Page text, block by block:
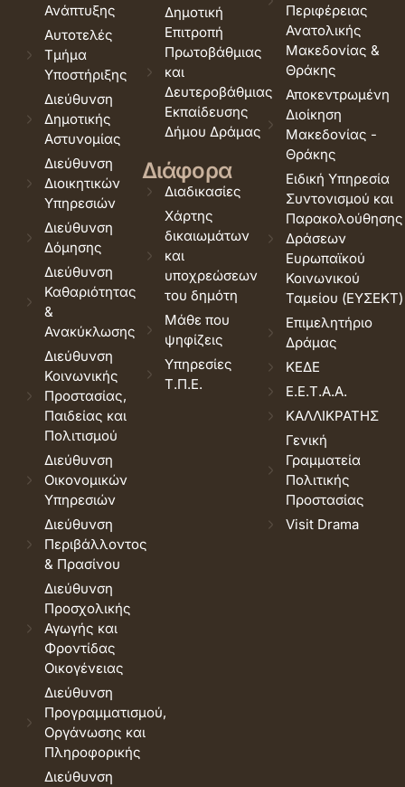
Ανάπτυξης
Αυτοτελές
Τμήμα
Υποστήριξης
Διεύθυνση
Δημοτικής
Αστυνομίας
Διεύθυνση
Διοικητικών
Υπηρεσιών
Διεύθυνση
Δόμησης
Διεύθυνση
Καθαριότητας
&
Ανακύκλωσης
Διεύθυνση
Κοινωνικής
Προστασίας,
Παιδείας και
Πολιτισμού
Διεύθυνση
Οικονομικών
Υπηρεσιών
Διεύθυνση
Περιβάλλοντος
& Πρασίνου
Διεύθυνση
Προσχολικής
Αγωγής και
Φροντίδας
Οικογένειας
Διεύθυνση
Προγραμματισμού,
Οργάνωσης και
Πληροφορικής
Διεύθυνση
Δημοτική
Επιτροπή
Πρωτοβάθμιας
και
Δευτεροβάθμιας
Εκπαίδευσης
Δήμου Δράμας
Διάφορα
Διαδικασίες
Χάρτης
δικαιωμάτων
και
υποχρεώσεων
του δημότη
Μάθε που
ψηφίζεις
Υπηρεσίες
Τ.Π.Ε.
Περιφέρειας
Ανατολικής
Μακεδονίας &
Θράκης
Αποκεντρωμένη
Διοίκηση
Μακεδονίας -
Θράκης
Ειδική Υπηρεσία
Συντονισμού και
Παρακολούθησης
Δράσεων
Ευρωπαϊκού
Κοινωνικού
Ταμείου (ΕΥΣΕΚΤ)
Επιμελητήριο
Δράμας
ΚΕΔΕ
Ε.Ε.Τ.Α.Α.
ΚΑΛΛΙΚΡΑΤΗΣ
Γενική
Γραμματεία
Πολιτικής
Προστασίας
Visit Drama